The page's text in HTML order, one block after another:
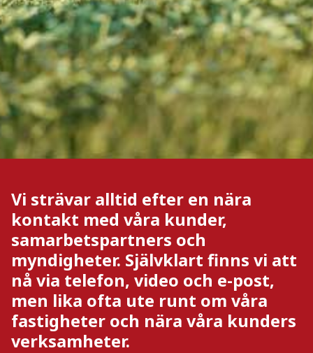
Vi strävar alltid efter en nära
kontakt med våra kunder,
samarbetspartners och
myndigheter. Självklart finns vi att
nå via telefon, video och e-post,
men lika ofta ute runt om våra
fastigheter och nära våra kunders
verksamheter.